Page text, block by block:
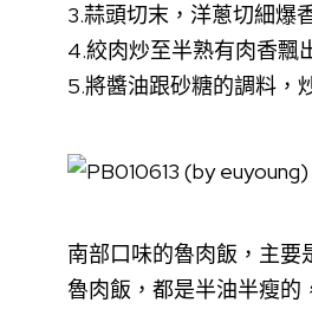
3.蒜頭切末，洋蔥切細爆
4.絞肉炒至半熟有肉香飄
5.將醬油跟砂糖的調料，
南部口味的魯肉飯，主
魯肉飯，都是半油半瘦的